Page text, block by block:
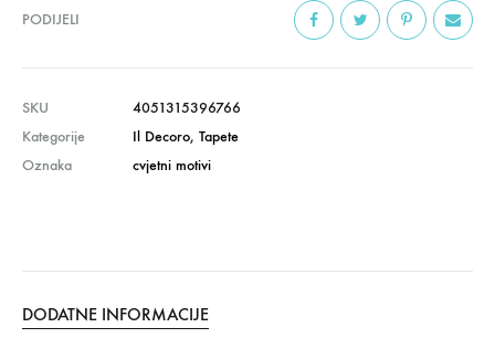
PODIJELI
SKU
4051315396766
Kategorije
Il Decoro, Tapete
Oznaka
cvjetni motivi
DODATNE INFORMACIJE